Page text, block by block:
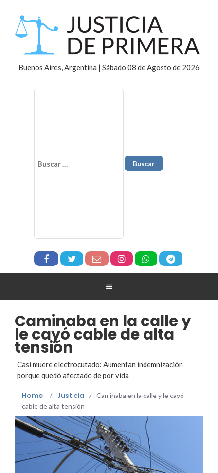
Buenos Aires, Argentina | Sábado 08 de Agosto de 2026
Caminaba en la calle y
le cayó cable de alta
tensión
Casi muere electrocutado: Aumentan indemnización
porque quedó afectado de por vida
Home / Justicia / Caminaba en la calle y le cayó
cable de alta tensión